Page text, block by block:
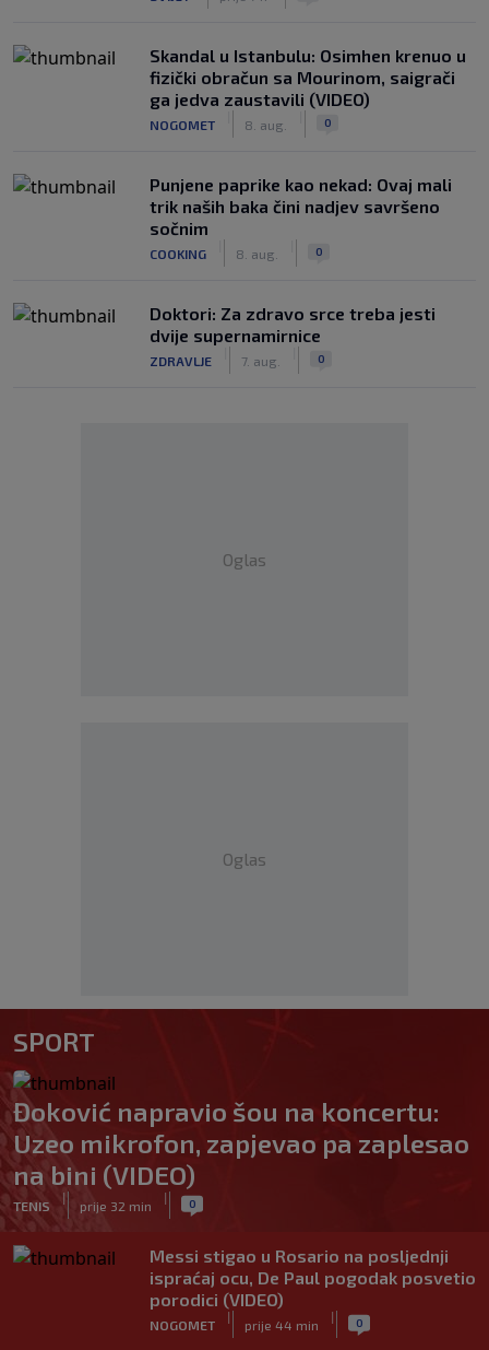
Skandal u Istanbulu: Osimhen krenuo u
fizički obračun sa Mourinom, saigrači
ga jedva zaustavili (VIDEO)
NOGOMET 8. aug. 0
Punjene paprike kao nekad: Ovaj mali
trik naših baka čini nadjev savršeno
sočnim
COOKING 8. aug. 0
Doktori: Za zdravo srce treba jesti
dvije supernamirnice
ZDRAVLJE 7. aug. 0
Oglas
Oglas
SPORT
Đoković napravio šou na koncertu:
Uzeo mikrofon, zapjevao pa zaplesao
na bini (VIDEO)
TENIS
|
prije 32 min
| 0
Messi stigao u Rosario na posljednji
ispraćaj ocu, De Paul pogodak posvetio
porodici (VIDEO)
NOGOMET
|
prije 44 min
| 0